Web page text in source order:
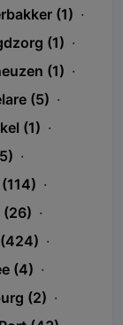
(1) ·
(1) ·
(1) ·
(5) ·
(1) ·
·
·
(26) ·
·
(4) ·
(2) ·